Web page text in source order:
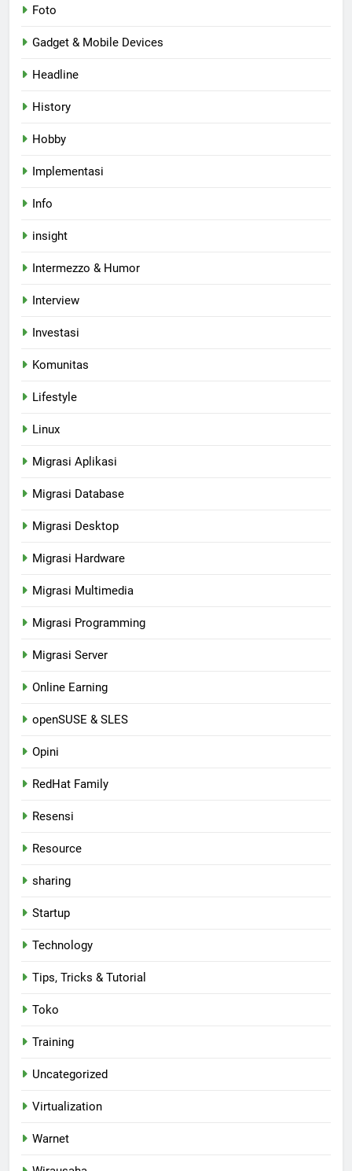
Foto
Gadget & Mobile Devices
Headline
History
Hobby
Implementasi
Info
insight
Intermezzo & Humor
Interview
Investasi
Komunitas
Lifestyle
Linux
Migrasi Aplikasi
Migrasi Database
Migrasi Desktop
Migrasi Hardware
Migrasi Multimedia
Migrasi Programming
Migrasi Server
Online Earning
openSUSE & SLES
Opini
RedHat Family
Resensi
Resource
sharing
Startup
Technology
Tips, Tricks & Tutorial
Toko
Training
Uncategorized
Virtualization
Warnet